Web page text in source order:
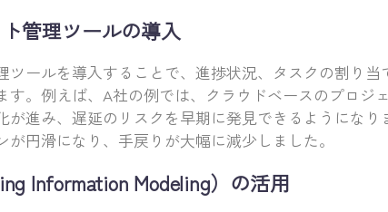
管理ツールの導入
ツールを導入することで、進捗状況、タスクの割り
す。例えば、A社の例では、クラウドベースのプロジ
が進み、遅延のリスクを早期に発見できるようになり
が円滑になり、手戻りが大幅に減少しました。
Information Modeling）の活用